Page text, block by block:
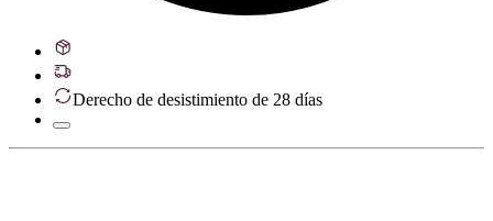
Derecho de desistimiento de 28 días